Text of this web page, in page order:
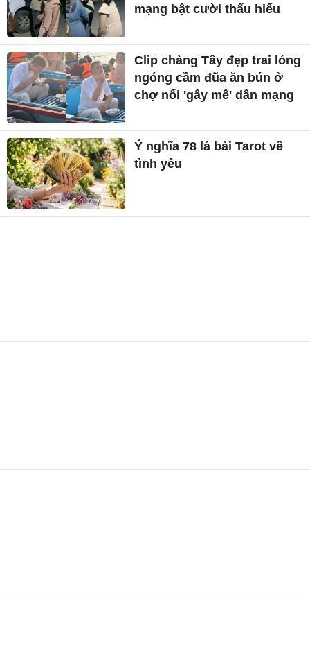
mạng bật cười thấu hiểu
Clip chàng Tây đẹp trai lóng
ngóng cầm đũa ăn bún ở
chợ nổi 'gây mê' dân mạng
Ý nghĩa 78 lá bài Tarot về
tình yêu